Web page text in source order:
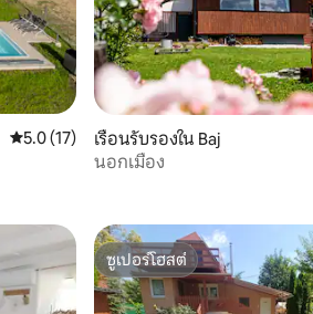
คะแนนเฉลี่ย 5.0 จาก 5, 17 รีวิว
5.0 (17)
เรือนรับรองใน Baj
นอกเมือง
ซูเปอร์โฮสต์
ซูเปอร์โฮสต์